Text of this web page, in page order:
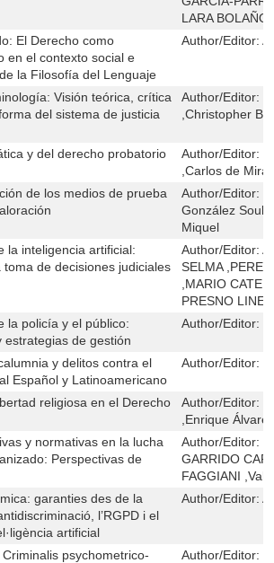
LARA
El Derecho como
en el contexto social e
la Filosofía del Lenguaje
Author/Editor:
Visión teórica, crítica
del sistema de justicia
Author/Editor:
,Christopher
y del derecho probatorio Author/Editor:
,Carlos de
de los medios de prueba
Author/Editor:
González
Miquel
la inteligencia artificial:
de decisiones judiciales
Author/Editor:
SELMA ,PERE
,MARIO
PRESNO
la policía y el público:
estrategias de gestión
Author/Editor:
y delitos contra el
Español y Latinoamericano
Author/Editor:
religiosa en el Derecho
Author/Editor:
,Enrique
y normativas en la lucha
Perspectivas de
Author/Editor:
GARRIDO
FAGGIANI
garanties des de la
l’RGPD i el
artificial
Author/Editor:
psychometrico-
Author/Editor: